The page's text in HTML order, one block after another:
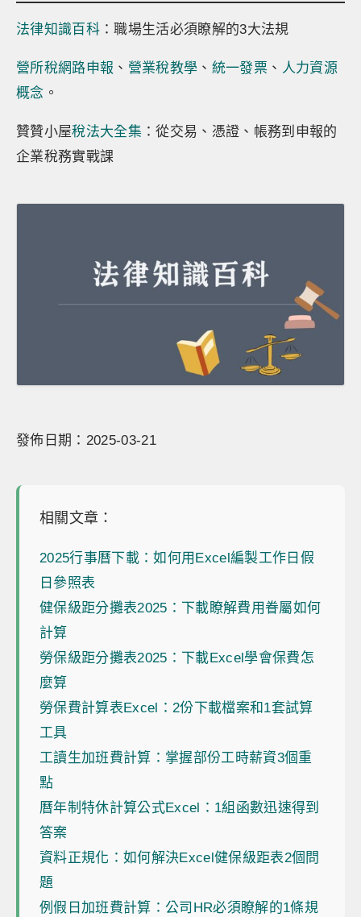
法律知識百科 ：職場生活必須瞭解的3大法規
營所稅網路申報 、 營業稅教學 、 統一發票 、 人力資源
概念 。
贊贊小屋稅法大全集 ：從交易、憑證、帳務到申報的
企業稅務實戰課
發佈日期：2025-03-21
相關文章：
2025行事曆下載：如何用Excel編製工作日假
日參照表
健保級距分攤表2025：下載瞭解費用眷屬如何
計算
勞保級距分攤表2025：下載Excel學會保費怎
麼算
勞保費計算表Excel：2份下載檔案和1套試算
工具
工讀生加班費計算：掌握部份工時薪資3個重
點
曆年制特休計算公式Excel：1組函數迅速得到
答案
資料正規化：如何解決Excel健保級距表2個問
題
例假日加班費計算：公司HR必須瞭解的1條規